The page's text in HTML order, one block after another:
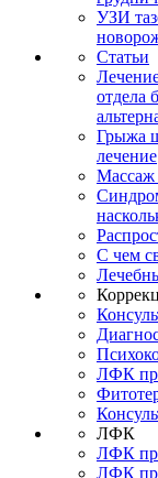
УЗИ
Статьи
отдела
Грыжа
лечение
Массаж
С чем
ЛФК
ЛФК
ЛФК
ЛФК